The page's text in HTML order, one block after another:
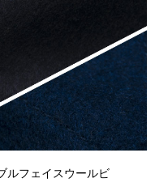
ルフェイスウールビ